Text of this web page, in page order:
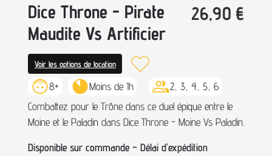
Dice Throne - Pirate
Maudite Vs Artificier
26,90 €
Voir les options de location
8+ Moins de 1h
2, 3, 4, 5, 6
Combattez pour le Trône dans ce duel épique entre le
Moine et le Paladin dans Dice Throne - Moine Vs Paladin.
Disponible sur commande – Délai d’expédition